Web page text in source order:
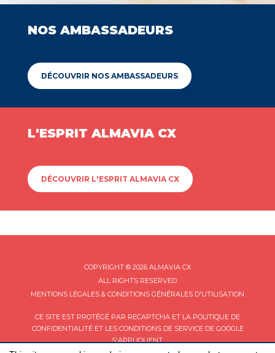
NOS AMBASSADEURS
DÉCOUVRIR NOS AMBASSADEURS
L'ESPRIT ALMAVIA CX
DÉCOUVRIR L'ESPRIT ALMAVIA CX
COPYRIGHT © 2026 ALMAVIA CX
ALL RIGHTS RESERVED
MENTIONS LÉGALES & CONDITIONS GÉNÉRALES D'UTILISATION
CE SITE EST PROTÉGÉ PAR RECAPTCHA ET LA POLITIQUE DE
CONFIDENTIALITÉET LES CONDITIONS DE SERVICEDE GOOGLE
S'APPLIQUENT.